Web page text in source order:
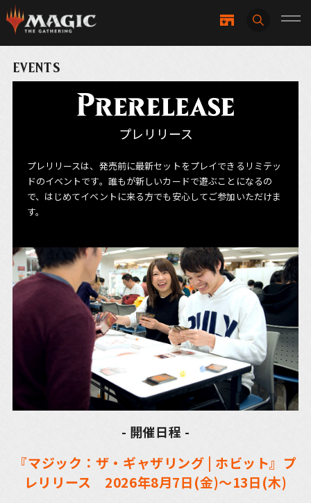
EVENTS
プレリリース
プレリリースは、発売前に最新セットをプレイできるリミテッ
ドのイベントです。誰もが新しいカードで遊ぶことになるの
で、はじめてイベントに来る方でも安心してご参加いただけま
す。
- 開催日程 -
『マジック：ザ・ギャザリング | ホビット』プ
レリリース 2026年8月7日(金)～13日(木)